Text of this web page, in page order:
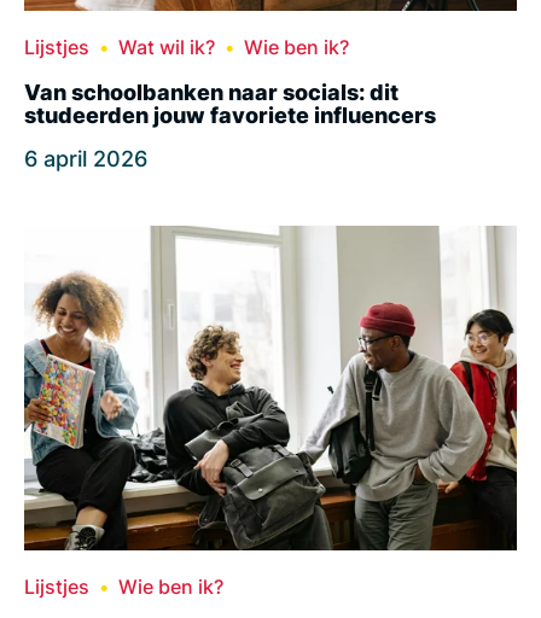
Lijstjes Wat wil ik? Wie ben ik?
Van schoolbanken naar socials: dit
studeerden jouw favoriete influencers
6 april 2026
Lijstjes Wie ben ik?